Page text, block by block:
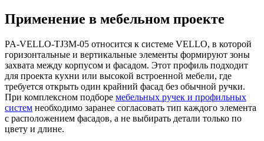
Применение в мебельном проекте
PA-VELLO-TJ3M-05 относится к системе VELLO, в которой
горизонтальные и вертикальные элементы формируют зоны
захвата между корпусом и фасадом. Этот профиль подходит
для проекта кухни или высокой встроенной мебели, где
требуется открыть один крайний фасад без обычной ручки.
При комплексном подборе мебельных ручек и профильных
систем необходимо заранее согласовать тип каждого элемента
с расположением фасадов, а не выбирать детали только по
цвету и длине.